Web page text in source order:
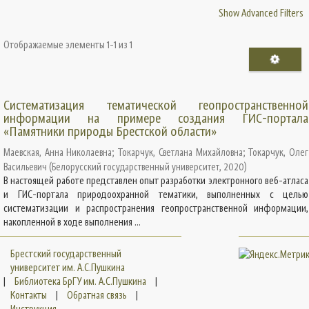
Show Advanced Filters
Отображаемые элементы 1-1 из 1
Систематизация тематической геопространственной
информации на примере создания ГИС-портала
«Памятники природы Брестской области»
Маевская, Анна Николаевна;Токарчук, Светлана Михайловна;Токарчук, Олег
Васильевич (Белорусский государственный университет, 2020)
В настоящей работе представлен опыт разработки электронного веб-атласа
и ГИС-портала природоохранной тематики, выполненных с целью
систематизации и распространения геопространственной информации,
накопленной в ходе выполнения ...
Брестский государственный
университет им. А.С.Пушкина
|
Библиотека БрГУ им. А.С.Пушкина
|
Контакты
| Обратная связь
|